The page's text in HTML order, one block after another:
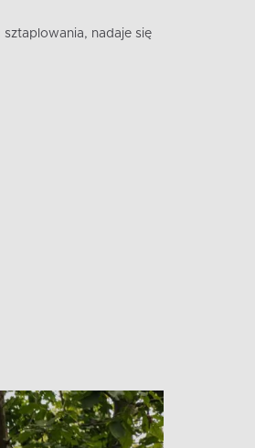
sztaplowania, nadaje się